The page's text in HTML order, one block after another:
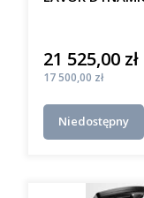
Cena
21 525,00 zł
Cena
17 500,00 zł
Niedostępny